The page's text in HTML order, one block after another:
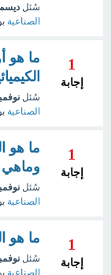
سُئل ديسمبر
الصناعية
1
إجابة
ما هو
سُئل نوفمبر 11،
الصناعية
1
إجابة
ما هو
وماهي
سُئل نوفمبر 10،
الصناعية
1
إجابة
ما هو
سُئل نوفمبر 4،